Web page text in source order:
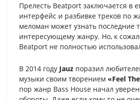
Прелесть Beatport заключается в
интерфейс и разбивке треков по
меломан может узнать последние
интересующему жанру. Но, к
Beatport не полностью
В 2014 году Jauz поразил
музыки своим творением «Feel
пор жанр Bass House начал